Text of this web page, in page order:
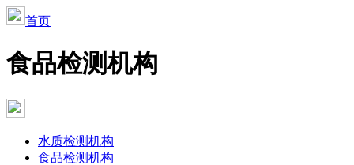
首页
食品检测机构
水质检测机构
食品检测机构